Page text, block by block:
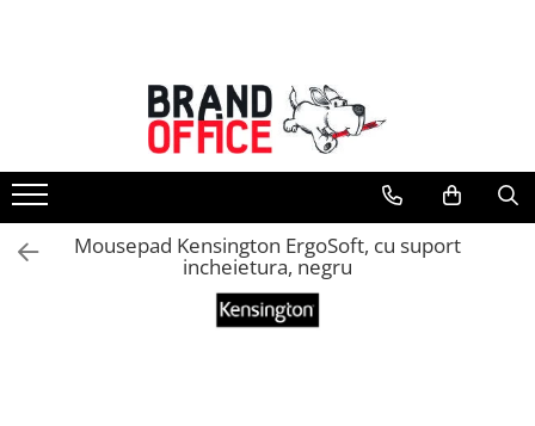
Unitate Protejata - PRODUCTIE
Hartie copiator si produse
tipografice
Produse consumabile din hartie
Detergenti si dezinfectanti
Saci menajeri (Unitate Protejata)
Mousepad Kensington ErgoSoft, cu suport
incheietura, negru